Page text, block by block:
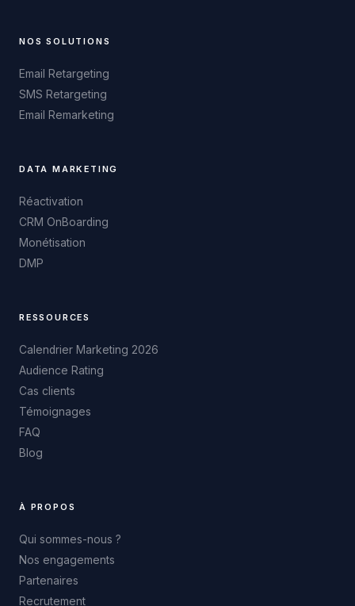
NOS SOLUTIONS
Email Retargeting
SMS Retargeting
Email Remarketing
DATA MARKETING
Réactivation
CRM OnBoarding
Monétisation
DMP
RESSOURCES
Calendrier Marketing 2026
Audience Rating
Cas clients
Témoignages
FAQ
Blog
À PROPOS
Qui sommes-nous ?
Nos engagements
Partenaires
Recrutement